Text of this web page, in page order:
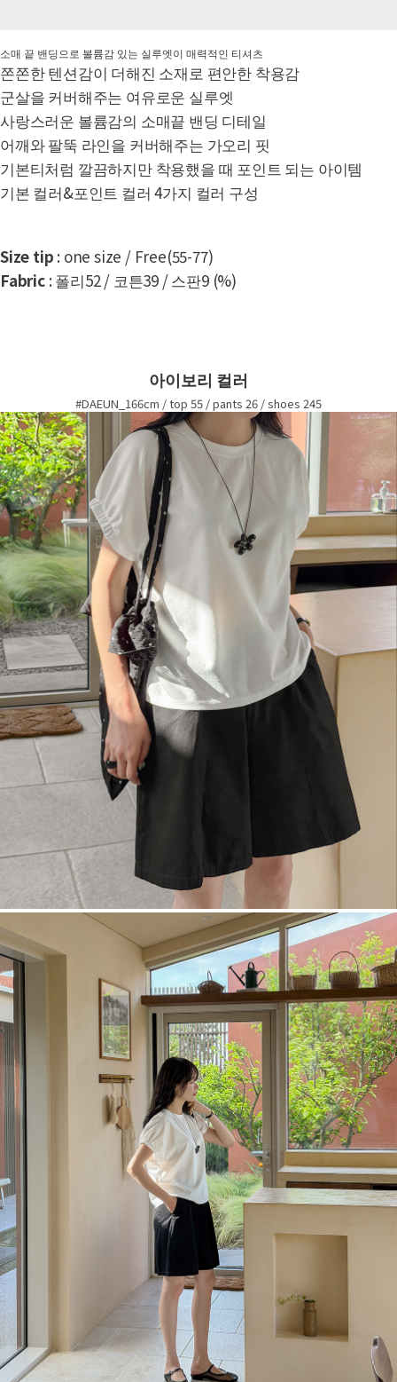
소매 끝 밴딩으로 볼륨감 있는 실루엣이 매력적인 티셔츠
쫀쫀한 텐션감이 더해진 소재로 편안한 착용감
군살을 커버해주는 여유로운 실루엣
사랑스러운 볼륨감의 소매끝 밴딩 디테일
어깨와 팔뚝 라인을 커버해주는 가오리 핏
기본티처럼 깔끔하지만 착용했을 때 포인트 되는 아이템
기본 컬러&포인트 컬러 4가지 컬러 구성
Size tip : one size / Free(55-77)
Fabric: 폴리52 / 코튼39 / 스판9 (%)
아이보리 컬러
#DAEUN_166cm / top 55 / pants 26 / shoes 245